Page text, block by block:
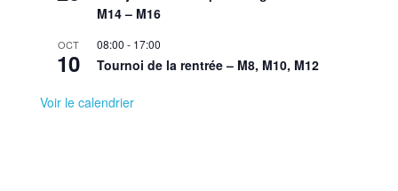
M14 – M16
OCT
10
08:00 - 17:00
Tournoi de la rentrée – M8, M10, M12
Voir le calendrier